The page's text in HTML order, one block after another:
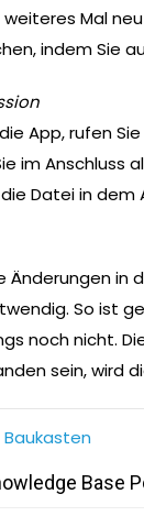
Mal
indem Sie
App, rufen Sie
im Anschluss
Datei in
Änderungen in
So ist
noch nicht.
sein, wird
Baukasten
Base